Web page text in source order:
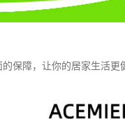
保障，让你的居家生活更